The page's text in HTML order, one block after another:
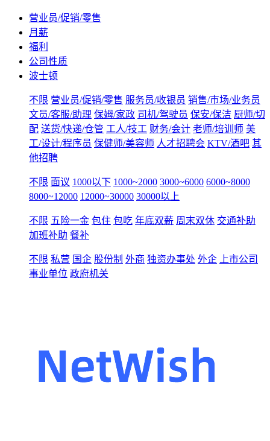
营业员/促销/零售
月薪
福利
公司性质
波士顿
不限 营业员/促销/零售 服务员/收银员 销售/市场/业务员
文员/客服/助理 保姆/家政 司机/驾驶员 保安/保洁 厨师/切
配 送货/快递/仓管 工人/技工 财务/会计 老师/培训师 美
工/设计/程序员 保健师/美容师 人才招聘会 KTV/酒吧 其
他招聘
不限 面议 1000以下 1000~2000 3000~6000 6000~8000
8000~12000 12000~30000 30000以上
不限 五险一金 包住 包吃 年底双薪 周末双休 交通补助
加班补助 餐补
不限 私营 国企 股份制 外商 独资办事处 外企
上市公司
事业单位 政府机关